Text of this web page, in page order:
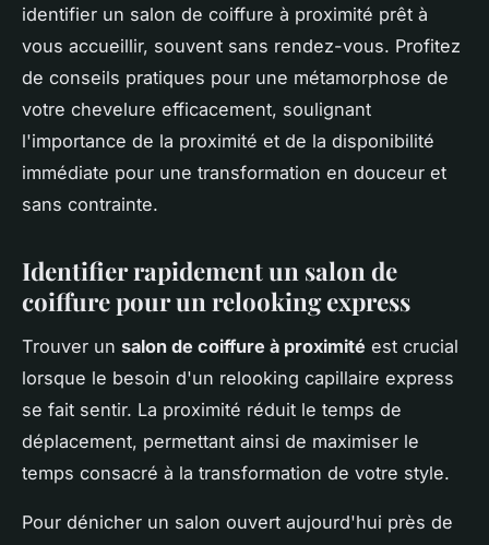
identifier un salon de coiffure à proximité prêt à
vous accueillir, souvent sans rendez-vous. Profitez
de conseils pratiques pour une métamorphose de
votre chevelure efficacement, soulignant
l'importance de la proximité et de la disponibilité
immédiate pour une transformation en douceur et
sans contrainte.
Identifier rapidement un salon de
coiffure pour un relooking express
Trouver un salon de coiffure à proximité est crucial
lorsque le besoin d'un relooking capillaire express
se fait sentir. La proximité réduit le temps de
déplacement, permettant ainsi de maximiser le
temps consacré à la transformation de votre style.
Pour dénicher un salon ouvert aujourd'hui près de